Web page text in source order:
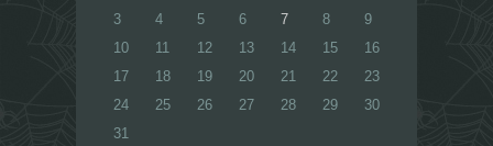
3
4 5 6 7 8
9
10
11 12 13 14 15
16
17
18 19 20 21 22
23
24
25 26 27 28 29
30
31